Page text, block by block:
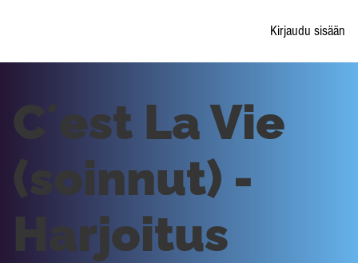
Kirjaudu sisään
C´est La Vie
(soinnut) -
Harjoitus